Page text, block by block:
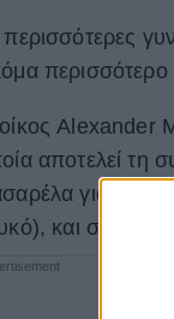
περισσότερο
Alexander
αποτελεί τη
για τη
και σε